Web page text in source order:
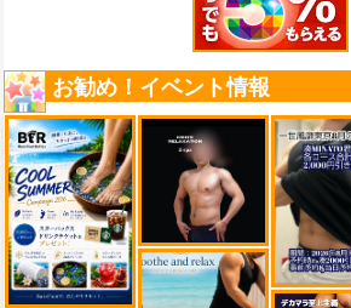
お勧め！イベント情報